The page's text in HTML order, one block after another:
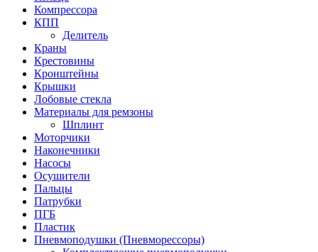
Компрессора
КПП
Делитель
Краны
Крестовины
Кронштейны
Крышки
Лобовые стекла
Материалы для ремзоны
Шплинт
Моторчики
Наконечники
Насосы
Осушители
Пальцы
Патрубки
ПГБ
Пластик
Пневмоподушки (Пневморессоры)